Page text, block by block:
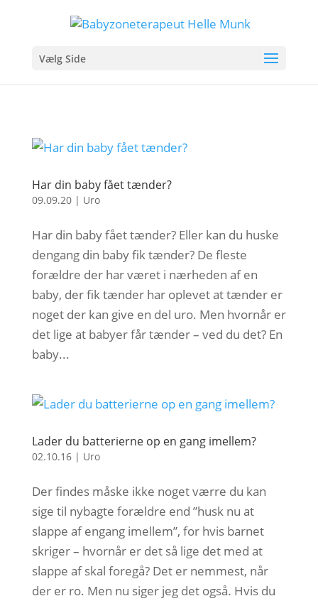
Vælg Side
Har din baby fået tænder?
09.09.20| Uro
Har din baby fået tænder? Eller kan du huske
dengang din baby fik tænder? De fleste
forældre der har været i nærheden af en
baby, der fik tænder har oplevet at tænder er
noget der kan give en del uro. Men hvornår er
det lige at babyer får tænder – ved du det? En
baby...
Lader du batterierne op en gang imellem?
02.10.16| Uro
Der findes måske ikke noget værre du kan
sige til nybagte forældre end ”husk nu at
slappe af engang imellem”, for hvis barnet
skriger – hvornår er det så lige det med at
slappe af skal foregå? Det er nemmest, når
der er ro. Men nu siger jeg det også. Hvis du